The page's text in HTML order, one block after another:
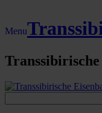
Menu